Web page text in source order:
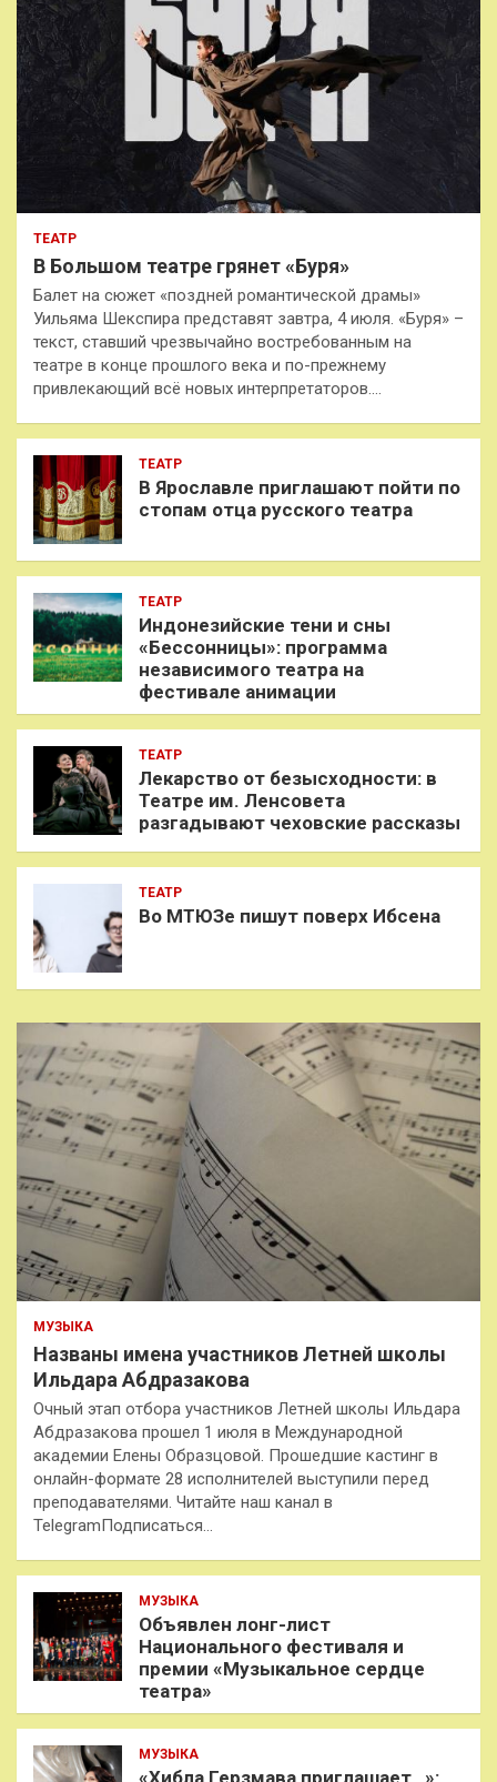
ТЕАТР
В Большом театре грянет «Буря»
Балет на сюжет «поздней романтической драмы»
Уильяма Шекспира представят завтра, 4 июля. «Буря» –
текст, ставший чрезвычайно востребованным на
театре в конце прошлого века и по-прежнему
привлекающий всё новых интерпретаторов.…
ТЕАТР
В Ярославле приглашают пойти по
стопам отца русского театра
ТЕАТР
Индонезийские тени и сны
«Бессонницы»: программа
независимого театра на
фестивале анимации
ТЕАТР
Лекарство от безысходности: в
Театре им. Ленсовета
разгадывают чеховские рассказы
ТЕАТР
Во МТЮЗе пишут поверх Ибсена
МУЗЫКА
Названы имена участников Летней школы
Ильдара Абдразакова
Очный этап отбора участников Летней школы Ильдара
Абдразакова прошел 1 июля в Международной
академии Елены Образцовой. Прошедшие кастинг в
онлайн-формате 28 исполнителей выступили перед
преподавателями. Читайте наш канал в
TelegramПодписаться…
МУЗЫКА
Объявлен лонг-лист
Национального фестиваля и
премии «Музыкальное сердце
театра»
МУЗЫКА